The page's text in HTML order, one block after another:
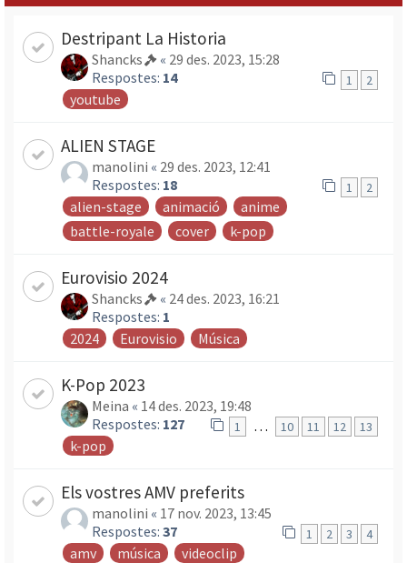
Destripant La Historia
Shancks « 29 des. 2023, 15:28
Respostes: 14 1 2
youtube
ALIEN STAGE
manolini « 29 des. 2023, 12:41
Respostes: 18 1 2
alien-stage animació
anime
battle-royale
cover k-pop
Eurovisio 2024
Shancks « 24 des. 2023, 16:21
Respostes: 1
2024
Eurovisio Música
K-Pop 2023
Meina « 14 des. 2023, 19:48
Respostes: 127 1 … 10 11 12 13
k-pop
Els vostres AMV preferits
manolini « 17 nov. 2023, 13:45
Respostes: 37 1 2 3 4
amv música videoclip